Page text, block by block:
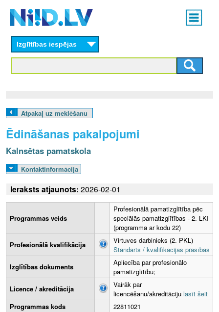
content
Main
menu
L
V
Izglītības iespējas
Atpakaļ uz meklēšanu
Ēdināšanas pakalpojumi
Kalnsētas pamatskola
Kontaktinformācija
Ieraksts atjaunots: 2026-02-01
Programmas veids
Profesionālā pamatizglītība pēc
speciālās pamatizglītības - 2. LKI
(programma ar kodu 22)
Profesionālā kvalifikācija
Virtuves darbinieks (2. PKL)
Standarts / kvalifikācijas prasības
Izglītības dokuments
Apliecība par profesionālo
pamatizglītību;
Licence / akreditācija
Vairāk par
licencēšanu/akreditāciju lasīt šeit
Programmas kods
22811021